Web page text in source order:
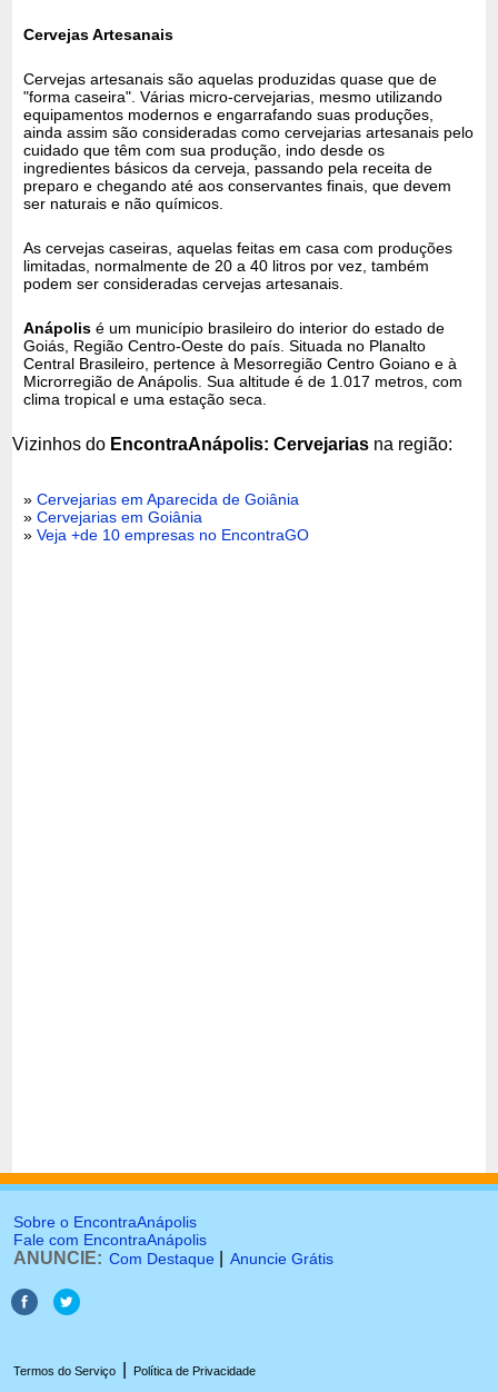
Cervejas Artesanais
Cervejas artesanais são aquelas produzidas quase que de
"forma caseira". Várias micro-cervejarias, mesmo utilizando
equipamentos modernos e engarrafando suas produções,
ainda assim são consideradas como cervejarias artesanais pelo
cuidado que têm com sua produção, indo desde os
ingredientes básicos da cerveja, passando pela receita de
preparo e chegando até aos conservantes finais, que devem
ser naturais e não químicos.
As cervejas caseiras, aquelas feitas em casa com produções
limitadas, normalmente de 20 a 40 litros por vez, também
podem ser consideradas cervejas artesanais.
Anápolis é um município brasileiro do interior do estado de
Goiás, Região Centro-Oeste do país. Situada no Planalto
Central Brasileiro, pertence à Mesorregião Centro Goiano e à
Microrregião de Anápolis. Sua altitude é de 1.017 metros, com
clima tropical e uma estação seca.
Vizinhos do EncontraAnápolis: Cervejarias na região:
»Cervejarias em Aparecida de Goiânia
»Cervejarias em Goiânia
»Veja +de 10 empresas no EncontraGO
Sobre o EncontraAnápolis
Fale com EncontraAnápolis
ANUNCIE: Com Destaque Anuncie Grátis
Termos do Serviço Política de Privacidade